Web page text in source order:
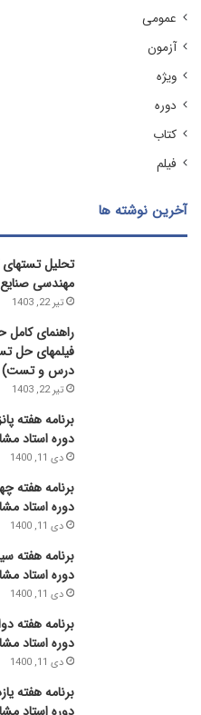
عمومی
آزمون
ویژه
دوره
کتاب
فیلم
آخرین نوشته ها
تحلیل
مهندسی صنایع تا
تیر 22, 1403
راهنمای کامل
فیلمهای حل
درس و تست)
تیر 22, 1403
برنامه هفته
دوره استاد
دی 11, 1400
برنامه هفته
دوره استاد
دی 11, 1400
برنامه هفته
دوره استاد
دی 11, 1400
برنامه هفته
دوره استاد
دی 11, 1400
برنامه هفته
دوره استاد